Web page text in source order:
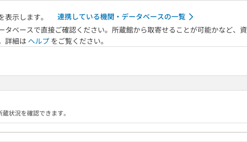
示します。
連携している機関・データベースの一覧
ベースで直接ご確認ください。所蔵館から取寄せることが可能かなど、資
詳細は ヘルプ をご覧ください。
状況を確認できます。